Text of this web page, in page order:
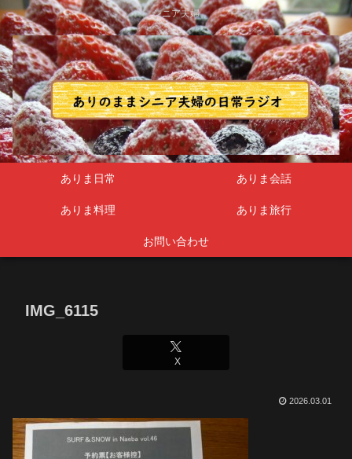
シニア夫婦
ありま日常 ありま会話
ありま料理 ありま旅行
お問い合わせ
IMG_6115
X
2026.03.01